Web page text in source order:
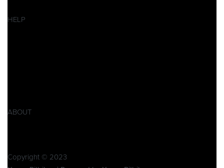
HELP
ABOUT
Copyright © 2023